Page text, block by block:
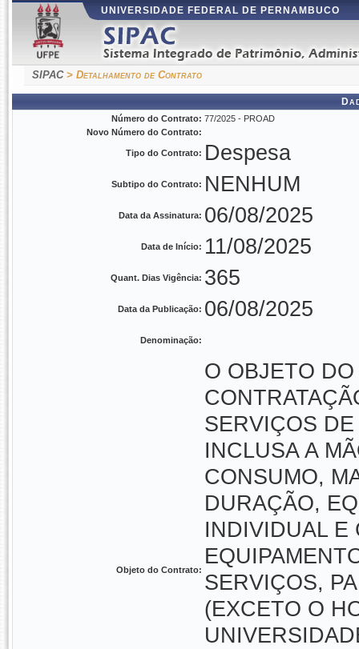
UNIVERSIDADE FEDERAL DE PERNAMBUCO
SIPAC> Detalhamento de Contrato
Número do Contrato: 77/2025 - PROAD
Novo Número do Contrato:
Tipo do Contrato: Despesa
Subtipo do Contrato: NENHUM
Data da Assinatura: 06/08/2025
Data de Início: 11/08/2025
Quant. Dias Vigência: 365
Data da Publicação: 06/08/2025
Denominação:
Objeto do Contrato:
O OBJETO
SERVIÇOS
INCLUSA A
CONSUMO,
DURAÇÃO,
INDIVIDUAL E
SERVIÇOS,
(EXCETO O